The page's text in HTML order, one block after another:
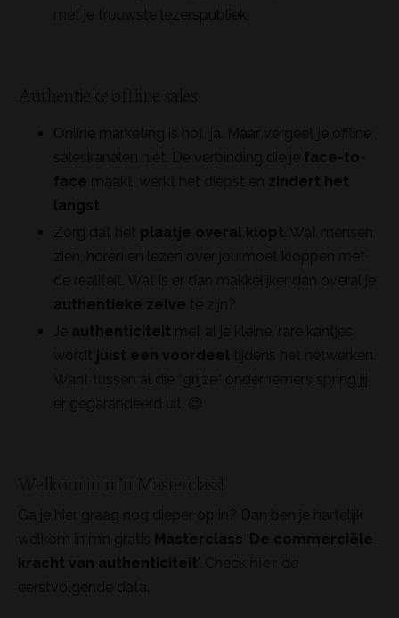
met je trouwste lezerspubliek.
Online marketing is hot, ja. Maar vergeet je offline
saleskanalen niet. De verbinding die je face-to-
face maakt, werkt het diepst en zindert het
langst
Zorg dat het plaatje overal klopt . Wat mensen
zien, horen en lezen over jou moet kloppen met
de realiteit. Wat is er dan makkelijker dan overal je
authentieke zelve te zijn?
Je authenticiteit met al je kleine, rare kantjes
wordt juist een voordeel tijdens het netwerken.
Want tussen al die “grijze” ondernemers spring jij
er gegarandeerd uit. 😉
Ga je hier graag nog dieper op in? Dan ben je hartelijk
welkom in m’n gratis Masterclass ‘De commerciële
kracht van authenticiteit’. Check
de
eerstvolgende data.